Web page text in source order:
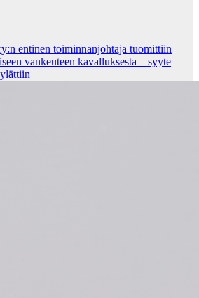
entinen toiminnanjohtaja tuo­mit­tiin
van­keu­teen ka­val­luk­ses­ta – syyte